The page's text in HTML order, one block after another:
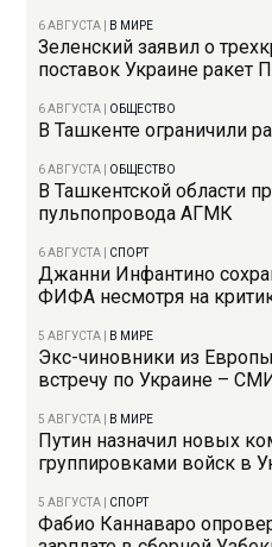
6 АВГУСТА В МИРЕ
Зеленский заявил о
поставок Украине ракет
6 АВГУСТА ОБЩЕСТВО
В Ташкенте ограничили
6 АВГУСТА ОБЩЕСТВО
В Ташкентской области
пульпопровода АГМК
6 АВГУСТА СПОРТ
Джанни Инфантино
ФИФА несмотря на
5 АВГУСТА В МИРЕ
Экс-чиновники из
встречу по Украине – СМИ
5 АВГУСТА В МИРЕ
Путин назначил новых
группировками войск в
5 АВГУСТА СПОРТ
Фабио Каннаваро